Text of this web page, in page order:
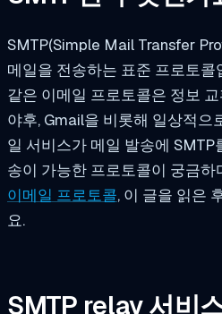
SMTP(Simple Mail Transfer
메일을 전송하는 표준 프로토콜
같은 이메일 프로토콜은 정보
야후, Gmail을 비롯해 일상적으
일 서비스가 메일 발송에
송이 가능한 프로토콜이 궁금하
이메일 프로토콜, 이 글을 읽은
요.
SMTP relay 서비